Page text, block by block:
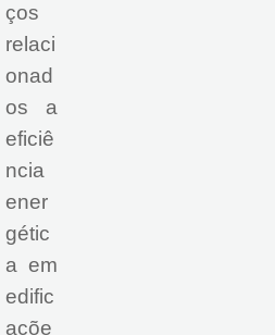
ços
relaci
onad
os a
eficiê
ncia
ener
gétic
a em
edific
açõe